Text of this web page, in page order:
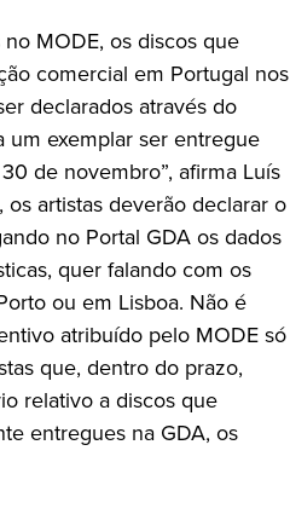
MODE, os discos que
comercial em Portugal nos
declarados através do
um exemplar ser entregue
de novembro”, afirma Luís
os artistas deverão declarar o
no Portal GDA os dados
quer falando com os
ou em Lisboa. Não é
atribuído pelo MODE só
que, dentro do prazo,
relativo a discos que
entregues na GDA, os